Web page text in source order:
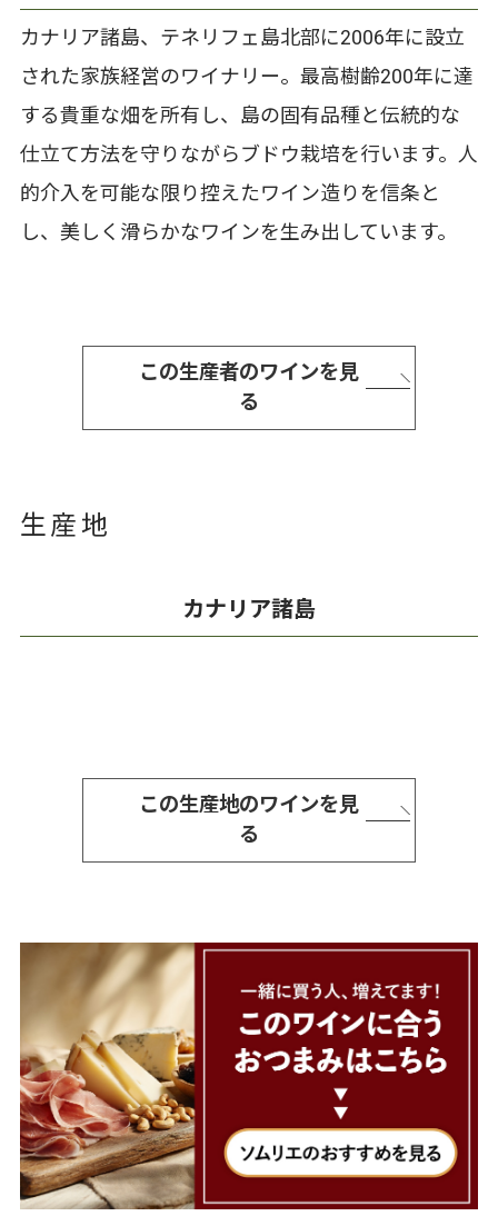
カナリア諸島、テネリフェ島北部に2006年に設立
された家族経営のワイナリー。最高樹齢200年に達
する貴重な畑を所有し、島の固有品種と伝統的な
仕立て方法を守りながらブドウ栽培を行います。人
的介入を可能な限り控えたワイン造りを信条と
し、美しく滑らかなワインを生み出しています。
この生産者のワインを見
る
生産地
カナリア諸島
この生産地のワインを見
る